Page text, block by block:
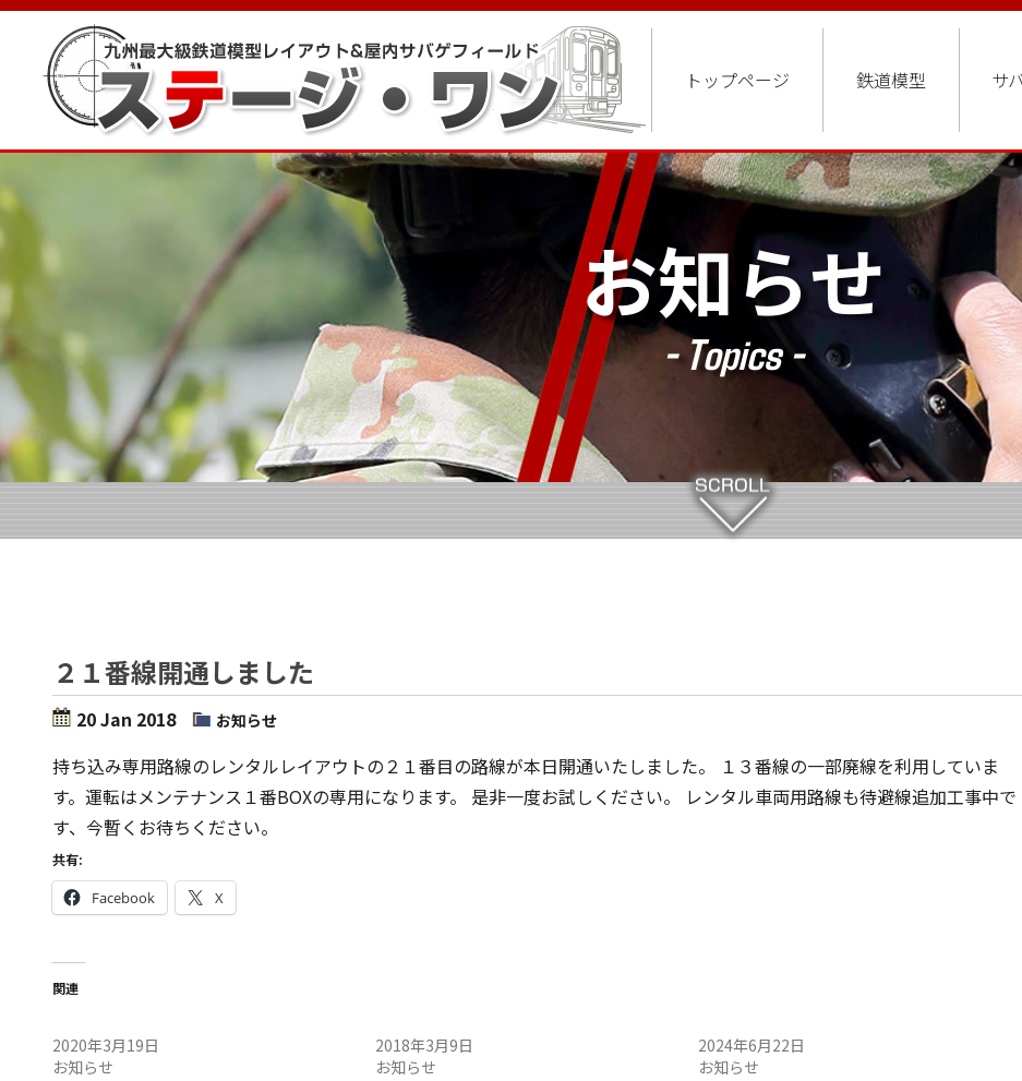
トップページ 鉄道模型 サ
お知らせ
- Topics -
２１番線開通しました
20 Jan 2018 お知らせ
持ち込み専用路線のレンタルレイアウトの２１番目の路線が本日開通いたしました。 １３番線の一部廃線を利用していま
す。運転はメンテナンス１番BOXの専用になります。 是非一度お試しください。 レンタル車両用路線も待避線追加工事中で
す、今暫くお待ちください。
共有:
Facebook X
関連
2020年3月19日
お知らせ
2018年3月9日
お知らせ
2024年6月22日
お知らせ